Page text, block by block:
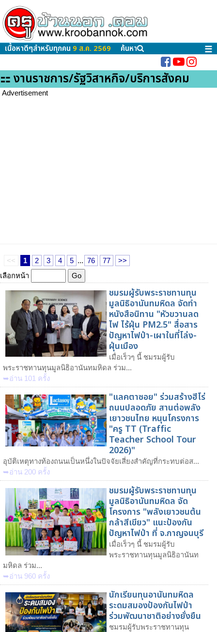
เนื้อหาดีๆสำหรับทุกคน 9 ส.ค. 2569 ค้นหา ☰
⚏ งานราชการ/รัฐวิสาหกิจ/บริการสังคม
Advertisement
<< 1 2 3 4 5 ... 76 77
>>
เลือกหน้า
ชมรมผู้รับพระราชทานทุน
มูลนิธิอานันทมหิดล จัดทำ
หนังสือนิทาน "หัวขวานลด
ไฟ ไร้ฝุ่น PM2.5" สื่อสาร
ปัญหาไฟป่า-เผาในที่โล่ง-
ฝุ่นเมือง
เมื่อเร็วๆ นี้ ชมรมผู้รับ
พระราชทานทุนมูลนิธิอานันทมหิดล ร่วม...
➥อ่าน 101 ครั้ง
"แลคตาซอย" ร่วมสร้างฮีโร่
ถนนปลอดภัย สานต่อพลัง
เยาวชนไทย หนุนโครงการ
"ครู TT (Traffic
Teacher School Tour
2026)"
อุบัติเหตุทางท้องถนนเป็นหนึ่งในปัจจัยเสี่ยงสำคัญที่กระทบต่อส...
➥อ่าน 200 ครั้ง
ชมรมผู้รับพระราชทานทุน
มูลนิธิอานันทมหิดล จัด
โครงการ "พลังเยาวชนต้น
กล้าสีเขียว" แนะป้องกัน
ปัญหาไฟป่า ที่ จ.กาญจนบุรี
เมื่อเร็วๆ นี้ ชมรมผู้รับ
พระราชทานทุนมูลนิธิอานันท
มหิดล ร่วม...
➥อ่าน 960 ครั้ง
นักเรียนทุนอานันทมหิดล
ระดมสมองป้องกันไฟป่า
ร่วมพัฒนาชาติอย่างยั่งยืน
ชมรมผู้รับพระราชทานทุน